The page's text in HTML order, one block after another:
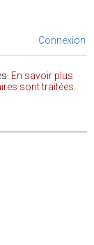
Connexion
En savoir plus
sont traitées